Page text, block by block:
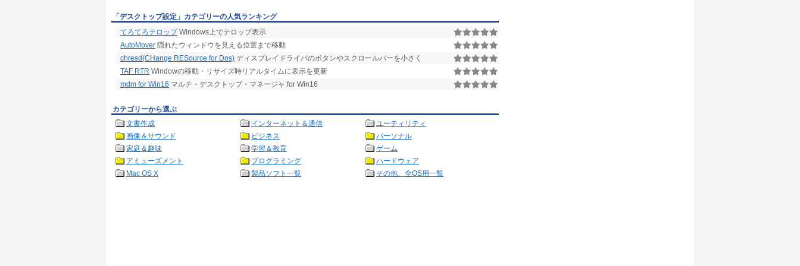
「デスクトップ設定」カテゴリーの人気ランキング
てろてろテロップWindows上でテロップ表示
AutoMover 隠れたウィンドウを見える位置まで移動
chresd(CHange RESource for Dos) ディスプレイドライバのボタンやスクロールバーを小さく
TAF RTR Windowの移動・リサイズ時リアルタイムに表示を更新
mdm for Win16 マルチ・デスクトップ・マネージャ for Win16
カテゴリーから選ぶ
文書作成
インターネット＆通信
ユーティリティ
画像＆サウンド
ビジネス
パーソナル
家庭＆趣味
学習＆教育
ゲーム
アミューズメント
プログラミング
ハードウェア
Mac OS X
製品ソフト一覧 その他、全OS用一覧